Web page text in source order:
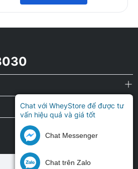
Chat với WheyStore để được tư
vấn hiệu quả và giá tốt
Chat Messenger
Chat trên Zalo